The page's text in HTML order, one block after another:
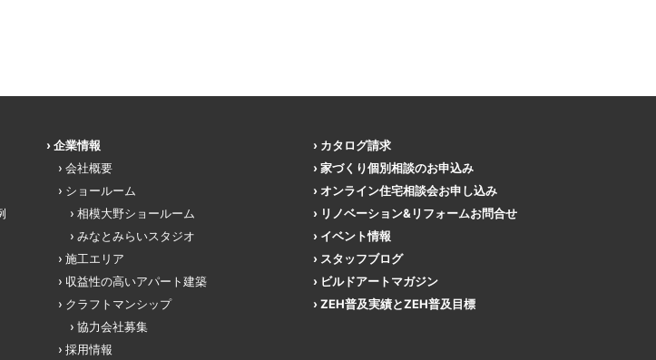
企業情報
会社概要
ショールーム
相模大野ショールーム
みなとみらいスタジオ
施工エリア
収益性の高いアパート建築
クラフトマンシップ
協力会社募集
採用情報
カタログ請求
家づくり個別相談のお申込み
オンライン住宅相談会お申し込み
リノベーション&リフォームお問合せ
イベント情報
スタッフブログ
ビルドアートマガジン
ZEH普及実績とZEH普及目標